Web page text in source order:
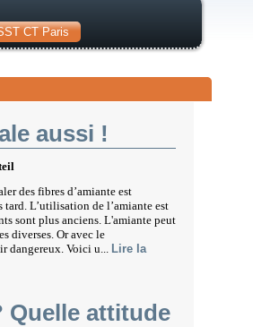
CT Paris
aussi !
des fibres d’amiante est
tard. L’utilisation de l’amiante est
sont plus anciens. L'amiante peut
diverses. Or avec le
dangereux. Voici u... Lire la
Quelle attitude